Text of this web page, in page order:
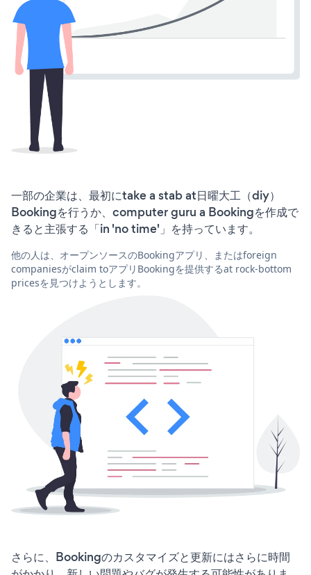
一部の企業は、最初にtake a stab at日曜大工（diy）
Bookingを行うか、computer guru a Bookingを作成で
きると主張する「in 'no time'」を持っています。
他の人は、オープンソースのBookingアプリ、またはforeign
companiesがclaim toアプリBookingを提供するat rock-bottom
pricesを見つけようとします。
さらに、Bookingのカスタマイズと更新にはさらに時間